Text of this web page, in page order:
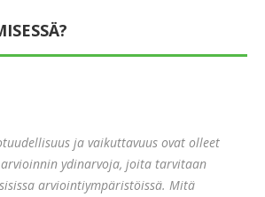
ja vaikuttavuus ovat olleet
ydinarvoja, joita tarvitaan
arviointiympäristöissä. Mitä